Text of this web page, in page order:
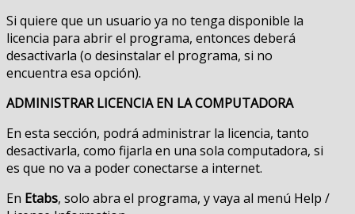
Si quiere que un usuario ya no tenga disponible la
licencia para abrir el programa, entonces deberá
desactivarla (o desinstalar el programa, si no
encuentra esa opción).
ADMINISTRAR LICENCIA EN LA COMPUTADORA
En esta sección, podrá administrar la licencia, tanto
desactivarla, como fijarla en una sola computadora, si
es que no va a poder conectarse a internet.
En Etabs, solo abra el programa, y vaya al menú Help /